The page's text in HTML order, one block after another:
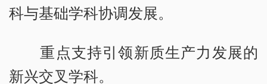
科与基础学科协调发展。
重点支持引领新质生产力发展的
新兴交叉学科。